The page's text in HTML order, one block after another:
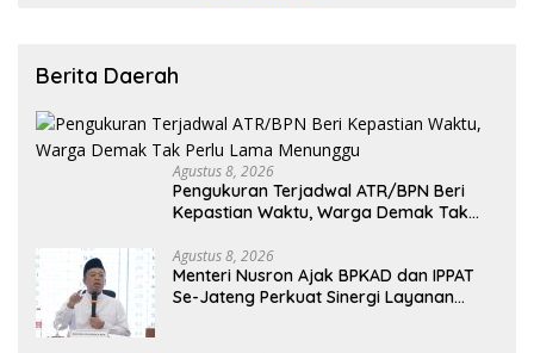
Berita Daerah
Agustus 8, 2026
Pengukuran Terjadwal ATR/BPN Beri
Kepastian Waktu, Warga Demak Tak
Agustus 8, 2026
Menteri Nusron Ajak BPKAD dan IPPAT
Se-Jateng Perkuat Sinergi Layanan